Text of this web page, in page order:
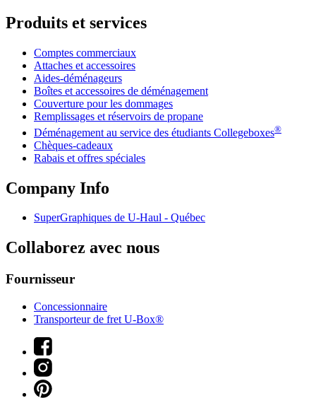
Produits et services
Comptes commerciaux
Attaches et accessoires
Aides-déménageurs
Boîtes et accessoires de déménagement
Couverture pour les dommages
Remplissages et réservoirs de propane
Déménagement au service des étudiants Collegeboxes®
Chèques-cadeaux
Rabais et offres spéciales
Company Info
SuperGraphiques de U-Haul - Québec
Collaborez avec nous
Fournisseur
Concessionnaire
Transporteur de fret U-Box®